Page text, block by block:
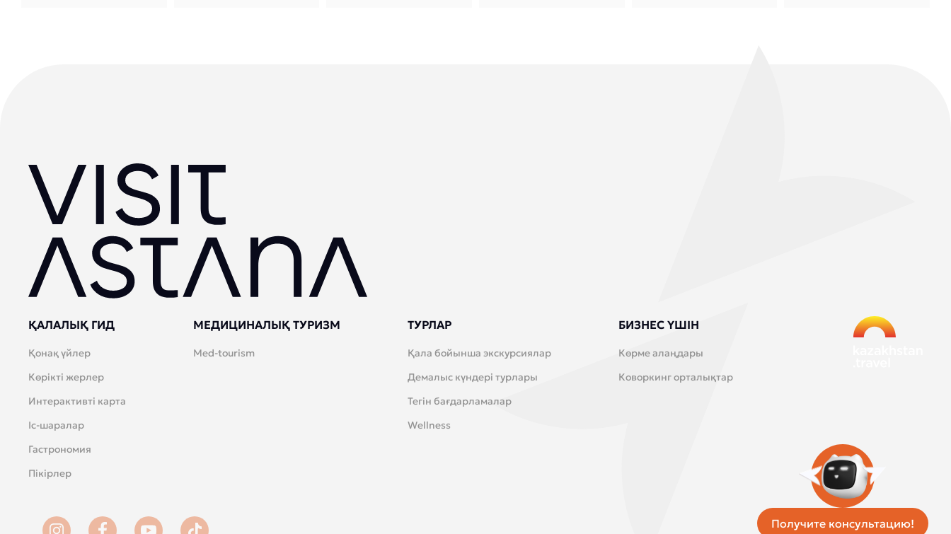
Получите консультацию!
ҚАЛАЛЫҚ ГИД
Қонақ үйлер
Көрікті жерлер
Интерактивті карта
Іс-шаралар
Гастрономия
Пікірлер
МЕДИЦИНАЛЫҚ ТУРИЗМ
Med-tourism
ТУРЛАР
Қала бойынша экскурсиялар
Демалыс күндері турлары
Тегін бағдарламалар
Wellness
БИЗНЕС ҮШІН
Көрме алаңдары
Коворкинг орталықтар
Бірыңғай такси қызметі